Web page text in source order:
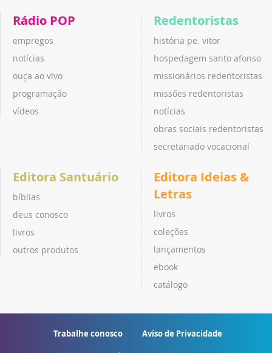
Rádio POP
empregos
notícias
ouça ao vivo
programação
vídeos
Redentoristas
história pe. vitor
hospedagem santo afonso
missionários redentoristas
missões redentoristas
notícias
obras sociais redentoristas
secretariado vocacional
Editora Santuário
bíblias
deus conosco
livros
outros produtos
Editora Ideias &
Letras
livros
coleções
lançamentos
ebook
catálogo
Trabalhe conosco Aviso de Privacidade